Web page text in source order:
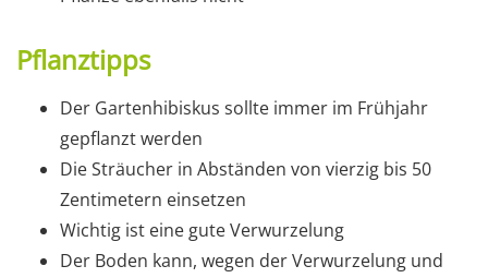
Pflanztipps
Der Gartenhibiskus sollte immer im Frühjahr
gepflanzt werden
Die Sträucher in Abständen von vierzig bis 50
Zentimetern einsetzen
Wichtig ist eine gute Verwurzelung
Der Boden kann, wegen der Verwurzelung und